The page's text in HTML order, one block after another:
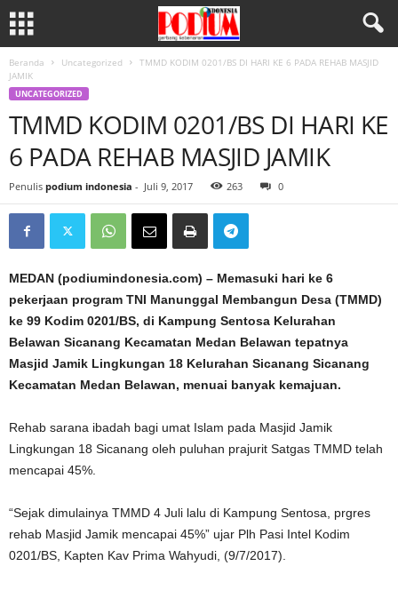
Beranda Uncategorized
TMMD KODIM 0201/BS DI HARI KE 6 PADA REHAB MASJID
JAMIK
UNCATEGORIZED
TMMD KODIM 0201/BS DI HARI KE
6 PADA REHAB MASJID JAMIK
Penulis podium indonesia - Juli 9, 2017 263 0
MEDAN (podiumindonesia.com) – Memasuki hari ke 6
pekerjaan program TNI Manunggal Membangun Desa (TMMD)
ke 99 Kodim 0201/BS, di Kampung Sentosa Kelurahan
Belawan Sicanang Kecamatan Medan Belawan tepatnya
Masjid Jamik Lingkungan 18 Kelurahan Sicanang Sicanang
Kecamatan Medan Belawan, menuai banyak kemajuan.
Rehab sarana ibadah bagi umat Islam pada Masjid Jamik
Lingkungan 18 Sicanang oleh puluhan prajurit Satgas TMMD telah
mencapai 45%.
“Sejak dimulainya TMMD 4 Juli lalu di Kampung Sentosa, prgres
rehab Masjid Jamik mencapai 45%” ujar Plh Pasi Intel Kodim
0201/BS, Kapten Kav Prima Wahyudi, (9/7/2017).